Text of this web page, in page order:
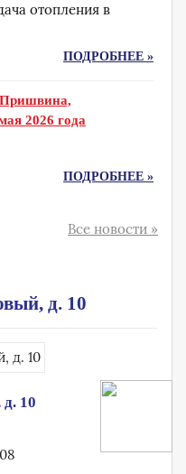
отопления в
ПОДРОБНЕЕ »
2026 года
ПОДРОБНЕЕ »
Все новости »
д. 10
10